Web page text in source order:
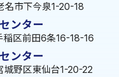
市下今泉1-20-18
ンター
区前田6条16-18-16
ンター
野区東仙台1-20-22